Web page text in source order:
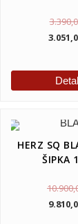
HERZ SQ
ŠIPKA